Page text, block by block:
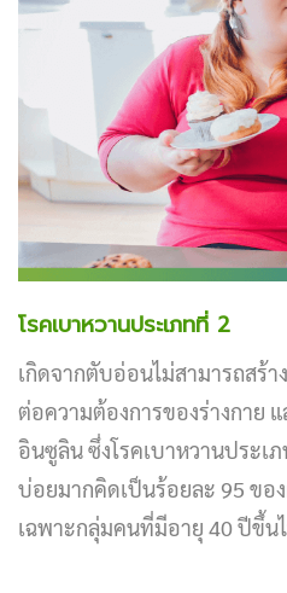
โรคเบาหวานประเภทที่ 2
เกิดจากตับอ่อนไม่สามารถสร้
ต่อความต้องการของร่างกาย
อินซูลิน ซึ่งโรคเบาหวานประ
บ่อยมากคิดเป็นร้อยละ 95 ขอ
เฉพาะกลุ่มคนที่มีอายุ 40 ปีขึ้น